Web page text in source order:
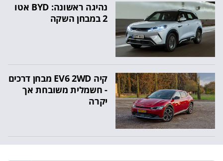
נהיגה ראשונה: BYD אטו
2 במבחן השקה
קיה EV6 2WD מבחן דרכים
- חשמלית משובחת אך
יקרה